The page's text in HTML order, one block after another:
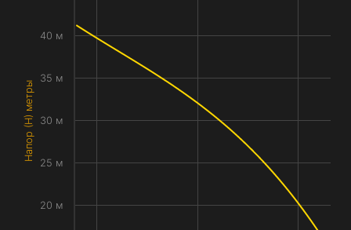
Напор (H) метры
20 м
25 м
30 м
35 м
40 м